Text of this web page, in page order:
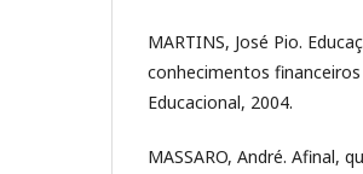
MARTINS, José Pio.
conhecimentos
Educacional, 2004.
MASSARO, André. Afinal,